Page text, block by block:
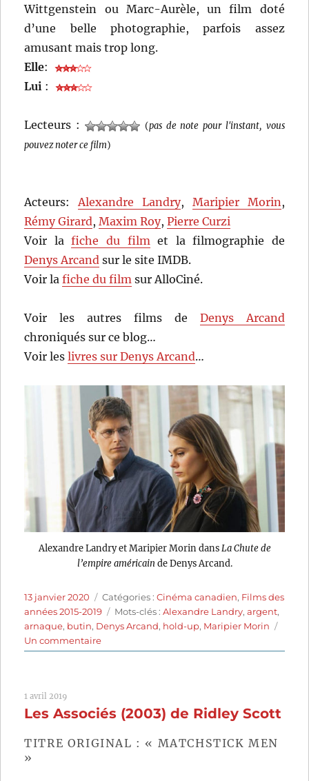
Wittgenstein ou Marc-Aurèle, un film doté
d’une belle photographie, parfois assez
amusant mais trop long.
Elle:
Lui :
Lecteurs : (pas de note pour l'instant, vous
pouvez noter ce film)
Acteurs:Alexandre Landry, Maripier Morin,
Rémy Girard,Maxim Roy,Pierre Curzi
Voir lafiche du filmet la filmographie de
Denys Arcand sur le site IMDB.
Voir lafiche du film sur AlloCiné.
Voir les autres films de Denys Arcand
chroniqués sur ce blog…
Voir leslivres sur Denys Arcand…
Alexandre Landry et Maripier Morin dans La Chute de
l’empire américain de Denys Arcand.
Publié
le
13 janvier 2020 Catégories
Catégories :Cinéma canadien, Films des
années 2015-2019
Étiquettes
Mots-clés :Alexandre Landry,argent,
arnaque, butin, Denys Arcand, hold-up, Maripier Morin
Un commentairesur
La
américain
de
1 avril 2019
Les Associés (2003) de Ridley Scott
TITRE ORIGINAL : « MATCHSTICK MEN
»